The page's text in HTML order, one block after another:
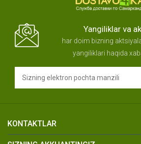
Yangiliklar va
har doim bizning
yangiliklari haqida
KONTAKTLAR